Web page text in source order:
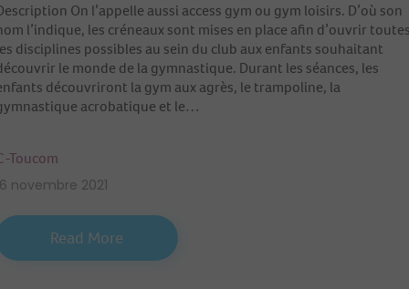
On l’appelle aussi access gym ou gym loisirs. D’où son
l’indique, les créneaux sont mises en place afin d’ouvrir
disciplines possibles au sein du club aux enfants souhaitant
le monde de la gymnastique. Durant les séances, les
découvriront la gym aux agrès, le trampoline, la
acrobatique et le…
Toucom
novembre 2021
Read More